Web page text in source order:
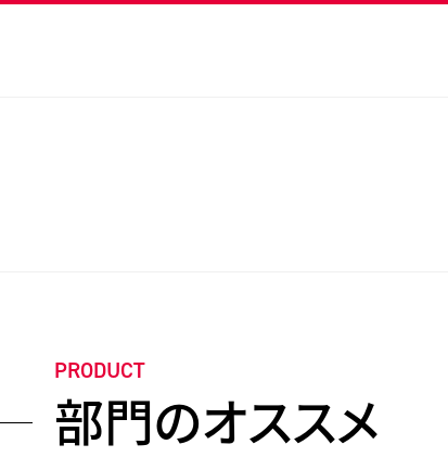
PRODUCT
部門のオススメ